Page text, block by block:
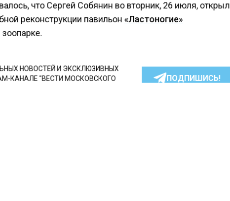
что Сергей Собянин во вторник, 26 июля, открыл
реконструкции павильон «Ластоногие»
НОВОСТЕЙ И ЭКСКЛЮЗИВНЫХ
КАНАЛЕ "ВЕСТИ МОСКОВСКОГО
ПОДПИШИСЬ!